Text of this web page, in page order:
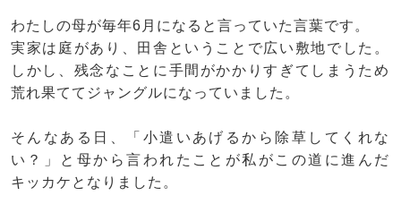
わたしの母が毎年6月になると言っていた言葉です。
実家は庭があり、田舎ということで広い敷地でした。
しかし、残念なことに手間がかかりすぎてしまうため
荒れ果ててジャングルになっていました。
そんなある日、「小遣いあげるから除草してくれな
い？」と母から言われたことが私がこの道に進んだ
キッカケとなりました。